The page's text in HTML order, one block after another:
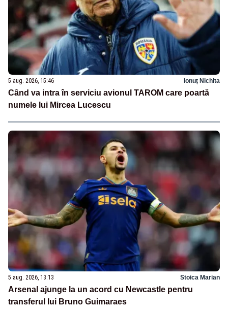
5 aug. 2026, 15:46 Ionuț Nichita
Când va intra în serviciu avionul TAROM care poartă
numele lui Mircea Lucescu
5 aug. 2026, 13:13 Stoica Marian
Arsenal ajunge la un acord cu Newcastle pentru
transferul lui Bruno Guimaraes